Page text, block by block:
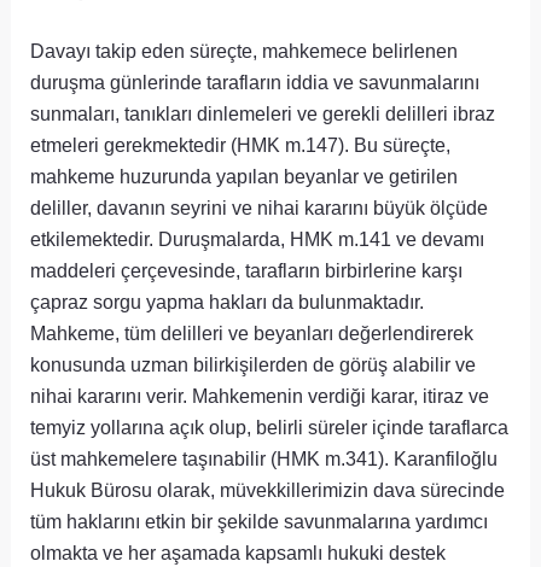
Davayı takip eden süreçte, mahkemece belirlenen
duruşma günlerinde tarafların iddia ve savunmalarını
sunmaları, tanıkları dinlemeleri ve gerekli delilleri ibraz
etmeleri gerekmektedir (HMK m.147). Bu süreçte,
mahkeme huzurunda yapılan beyanlar ve getirilen
deliller, davanın seyrini ve nihai kararını büyük ölçüde
etkilemektedir. Duruşmalarda, HMK m.141 ve devamı
maddeleri çerçevesinde, tarafların birbirlerine karşı
çapraz sorgu yapma hakları da bulunmaktadır.
Mahkeme, tüm delilleri ve beyanları değerlendirerek
konusunda uzman bilirkişilerden de görüş alabilir ve
nihai kararını verir. Mahkemenin verdiği karar, itiraz ve
temyiz yollarına açık olup, belirli süreler içinde taraflarca
üst mahkemelere taşınabilir (HMK m.341). Karanfiloğlu
Hukuk Bürosu olarak, müvekkillerimizin dava sürecinde
tüm haklarını etkin bir şekilde savunmalarına yardımcı
olmakta ve her aşamada kapsamlı hukuki destek